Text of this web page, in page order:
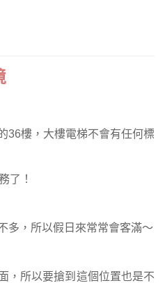
36樓，大樓電梯不會有任何標
了！
多，所以假日來常常會客滿～
，所以要搶到這個位置也是不